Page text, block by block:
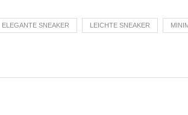
ELEGANTE SNEAKER LEICHTE SNEAKER